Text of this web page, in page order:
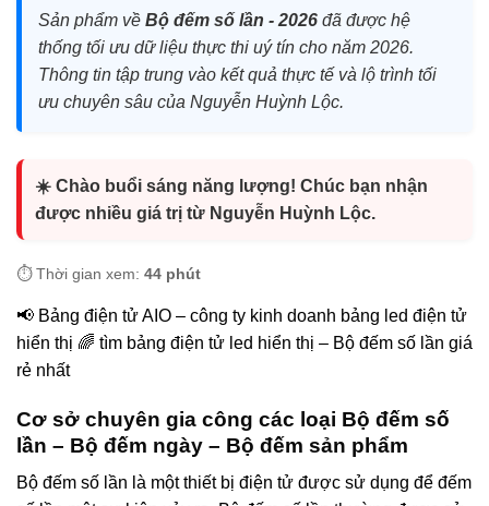
Sản phẩm về Bộ đếm số lần - 2026 đã được hệ
thống tối ưu dữ liệu thực thi uý tín cho năm 2026.
Thông tin tập trung vào kết quả thực tế và lộ trình tối
ưu chuyên sâu của Nguyễn Huỳnh Lộc.
☀️ Chào buổi sáng năng lượng! Chúc bạn nhận
được nhiều giá trị từ Nguyễn Huỳnh Lộc.
⏱️ Thời gian xem: 44 phút
📢 Bảng điện tử AIO – công ty kinh doanh bảng led điện tử
hiển thị 🌈 tìm bảng điện tử led hiển thị – Bộ đếm số lần giá
rẻ nhất
Cơ sở chuyên gia công các loại Bộ đếm số
lần – Bộ đếm ngày – Bộ đếm sản phẩm
Bộ đếm số lần là một thiết bị điện tử được sử dụng để đếm